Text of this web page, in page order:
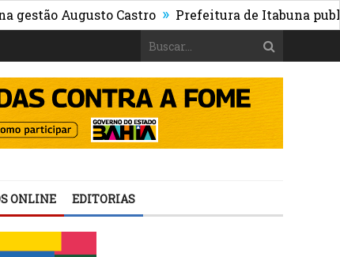
Augusto Castro » Prefeitura de Itabuna publica
ONLINE EDITORIAS